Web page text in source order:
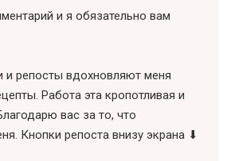
и я обязательно вам
и репосты вдохновляют меня
Работа эта кропотливая и
вас за то, что
Кнопки репоста внизу экрана ⬇